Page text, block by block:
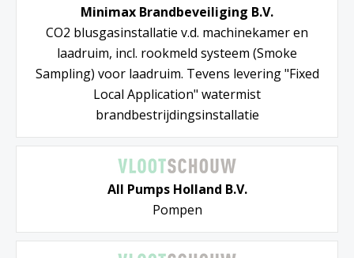
Minimax Brandbeveiliging B.V.
CO2 blusgasinstallatie v.d. machinekamer en
laadruim, incl. rookmeld systeem (Smoke
Sampling) voor laadruim. Tevens levering "Fixed
Local Application" watermist
brandbestrijdingsinstallatie
All Pumps Holland B.V.
Pompen